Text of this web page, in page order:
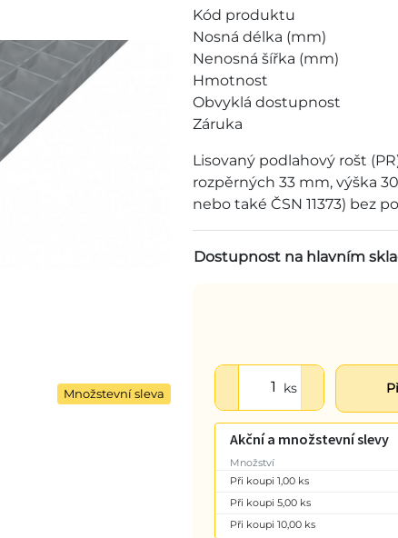
Množstevní sleva
Kód produktu
Nosná délka (mm)
Nenosná šířka (mm)
Hmotnost
Obvyklá dostupnost
Záruka
Lisovaný podlahový rošt
rozpěrných 33 mm, výška
nebo také ČSN 11373) bez
Dostupnost na hlavním
ks
Akční a množstevní slevy
Množství
Při koupi 1,00 ks
Při koupi 5,00 ks
Při koupi 10,00 ks